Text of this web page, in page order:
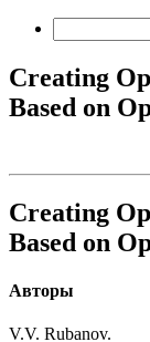
Creating
Based on
Creating
Based on
Авторы
V.V. Rubanov.